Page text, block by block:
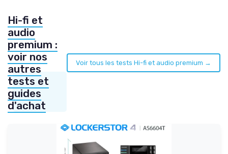
Hi-fi et
audio
premium :
voir nos
autres
tests et
guides
d'achat
Voir tous les tests Hi-fi et audio premium →